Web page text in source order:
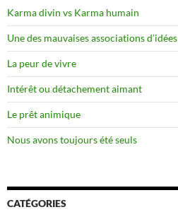
Karma divin vs Karma humain
Une des mauvaises associations d’idées
La peur de vivre
Intérêt ou détachement aimant
Le prêt animique
Nous avons toujours été seuls
CATÉGORIES